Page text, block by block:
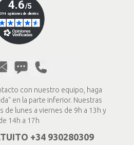
con nuestro equipo, haga
en la parte inferior. Nuestras
de lunes a viernes de 9h a 13h y
14h a 17h
+34 930280309